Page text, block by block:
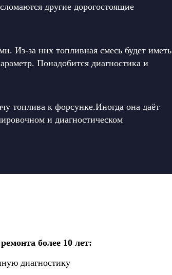
другие дорогостоящие
Из-за них топливная смесь будет иметь
Понадобится диагностика и
топлива к форсунке.Иногда она даёт
и диагностическом
более 10 лет:
диагностику